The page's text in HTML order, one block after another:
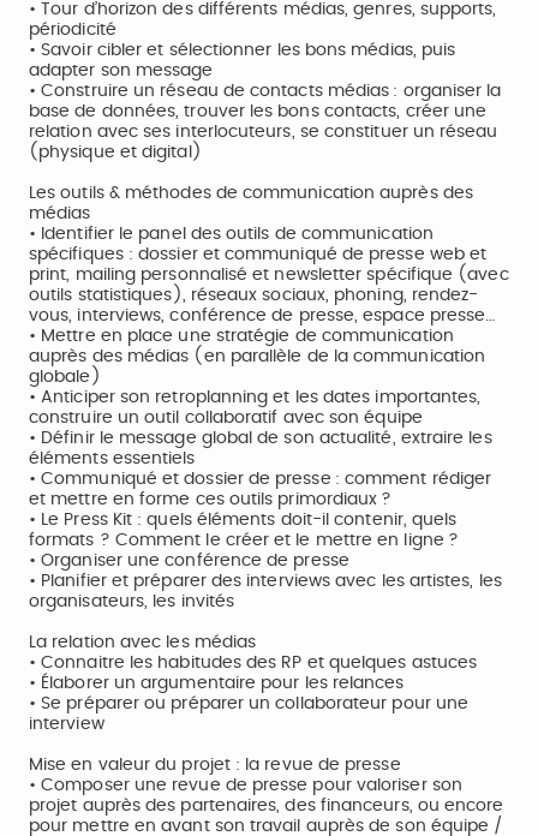
• Tour d’horizon des différents médias, genres, supports,
périodicité
• Savoir cibler et sélectionner les bons médias, puis
adapter son message
• Construire un réseau de contacts médias : organiser la
base de données, trouver les bons contacts, créer une
relation avec ses interlocuteurs, se constituer un réseau
(physique et digital)
Les outils & méthodes de communication auprès des
médias
• Identifier le panel des outils de communication
spécifiques : dossier et communiqué de presse web et
print, mailing personnalisé et newsletter spécifique (avec
outils statistiques), réseaux sociaux, phoning, rendez-
vous, interviews, conférence de presse, espace presse…
• Mettre en place une stratégie de communication
auprès des médias (en parallèle de la communication
globale)
• Anticiper son retroplanning et les dates importantes,
construire un outil collaboratif avec son équipe
• Définir le message global de son actualité, extraire les
éléments essentiels
• Communiqué et dossier de presse : comment rédiger
et mettre en forme ces outils primordiaux ?
• Le Press Kit : quels éléments doit-il contenir, quels
formats ? Comment le créer et le mettre en ligne ?
• Organiser une conférence de presse
• Planifier et préparer des interviews avec les artistes, les
organisateurs, les invités
La relation avec les médias
• Connaitre les habitudes des RP et quelques astuces
• Élaborer un argumentaire pour les relances
• Se préparer ou préparer un collaborateur pour une
interview
Mise en valeur du projet : la revue de presse
• Composer une revue de presse pour valoriser son
projet auprès des partenaires, des financeurs, ou encore
pour mettre en avant son travail auprès de son équipe /